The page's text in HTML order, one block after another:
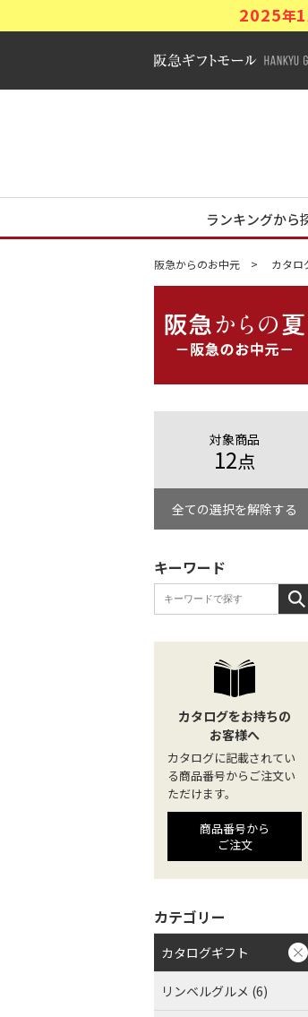
2025年1
ランキングから
阪急からのお中元 カタロ
対象商品
12点
全ての選択を解除する
キーワード
カタログをお持ちの
お客様へ
カタログに記載されてい
る商品番号からご注文い
ただけます。
商品番号から
ご注文
カテゴリー
カタログギフト
リンベルグルメ (6)